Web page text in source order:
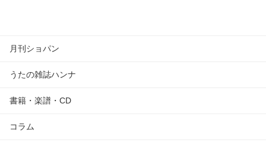
月刊ショパン
うたの雑誌ハンナ
書籍・楽譜・CD
コラム